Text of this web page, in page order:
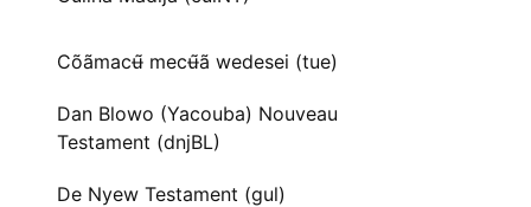
Cõãmacʉ̃ mecʉ̃ã wedesei (tue)
Dan Blowo (Yacouba) Nouveau
Testament (dnjBL)
De Nyew Testament (gul)